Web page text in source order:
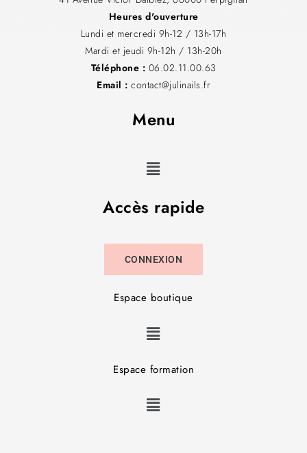
Heures d'ouverture
Lundi et mercredi 9h-12 / 13h-17h
Mardi et jeudi 9h-12h / 13h-20h
Téléphone : 06.02.11.00.63
Email : contact@julinails.fr
Menu
Accès rapide
CONNEXION
Espace boutique
Espace formation